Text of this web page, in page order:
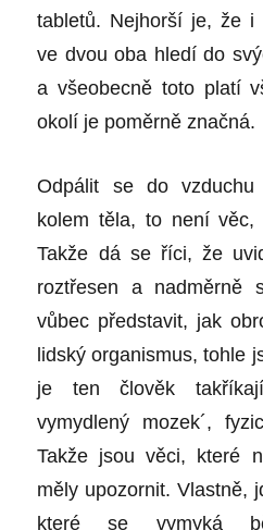
tabletů. Nejhorší je, že i
ve dvou oba hledí do
a všeobecně toto platí
okolí je poměrně značná.
Odpálit se do
kolem těla, to není věc,
Takže dá se říci, že
roztřesen a nadměrně
vůbec představit, jak
lidský organismus, tohle
je ten člověk
vymydlený mozek´,
Takže jsou věci, které
měly upozornit. Vlastně,
které se vymyká